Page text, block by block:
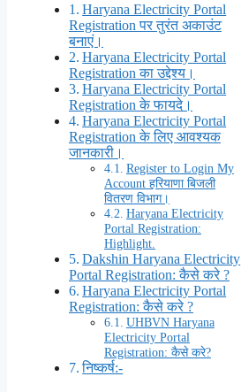
Haryana Electricity Portal
Registration पर तुरंत अकाउंट
बनाएं।
Haryana Electricity Portal
Registration का उद्देश्य।
Haryana Electricity Portal
Registration के फायदे।
Haryana Electricity Portal
Registration के लिए आवश्यक
जानकारी।
Register to Login My
Account हरियाणा बिजली
वितरण विभाग।
Haryana Electricity
Portal Registration:
Highlight.
Dakshin Haryana Electricity
Portal Registration: कैसे करे ?
Haryana Electricity Portal
Registration: कैसे करे ?
UHBVN Haryana
Electricity Portal
Registration: कैसे करे?
निष्कर्ष:-